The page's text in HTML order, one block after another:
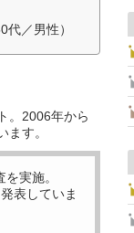
／男性）
。2006年から
す。
実施。
表していま